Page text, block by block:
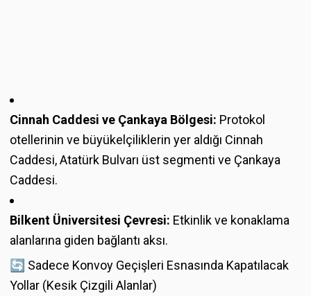
Cinnah Caddesi ve Çankaya Bölgesi: Protokol
otellerinin ve büyükelçiliklerin yer aldığı Cinnah
Caddesi, Atatürk Bulvarı üst segmenti ve Çankaya
Caddesi.
Bilkent Üniversitesi Çevresi: Etkinlik ve konaklama
alanlarına giden bağlantı aksı.
🔄 Sadece Konvoy Geçişleri Esnasında Kapatılacak
Yollar (Kesik Çizgili Alanlar)